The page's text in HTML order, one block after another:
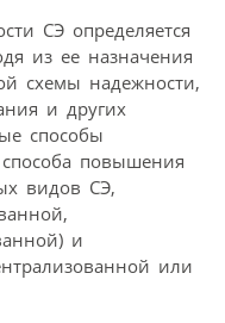
СЭ определяется
из ее назначения
схемы надежности,
и других
способы
повышения
видов СЭ,
и
или